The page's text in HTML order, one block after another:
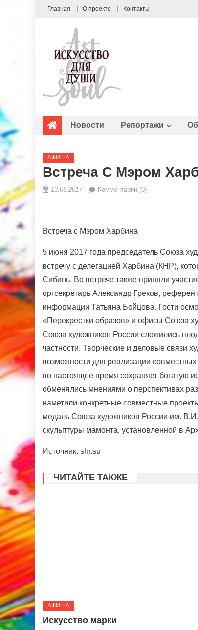
Главная О проекте Контакты
Новости Репортажи
АФИША
Встреча С Мэром
13.06.2017 Комментарии (0)
Встреча с Мэром Харбина
5 июня 2017 года председатель Союза
встречу с делегацией Харбина (КНР),
Сибинь. Во встрече также приняли
оргсекретарь Александр Греков,
информации Татьяна Бойцова. Гости
«Перекрестки образов» и офисы Союза
Союза художников России сложились
частности. Творческие и деловые связи
возможности для реализации
по настоящее время сохраняет богатую
обменялись мнениями о перспективах
наметили конкретные совместные
медаль Союза художников России им.
скульптуры мамонта, установленной в
Источник: shr.su
ЧИТАЙТЕ ТАКЖЕ
АФИША
Искусство марки